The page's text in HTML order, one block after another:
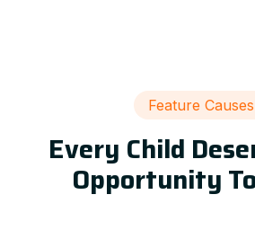
Feature Causes
Every Child
Opportunity